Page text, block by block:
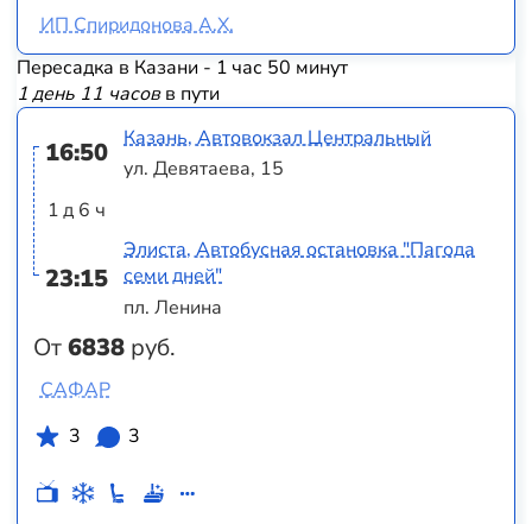
ИП Спиридонова А.Х.
Пересадка в Казани - 1 час 50 минут
1 день 11 часовв пути
16:50
1 д 6 ч
23:15
От6838 руб.
Казань, Автовокзал Центральный
ул. Девятаева, 15
Элиста, Автобусная остановка "Пагода
семи дней"
пл. Ленина
САФАР
3
3